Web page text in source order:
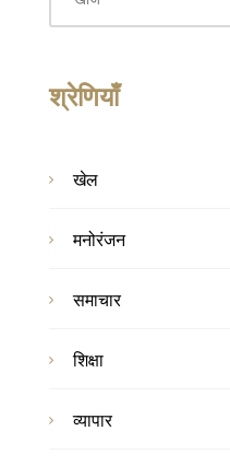
श्रेणियाँ
खेल
मनोरंजन
समाचार
शिक्षा
व्यापार